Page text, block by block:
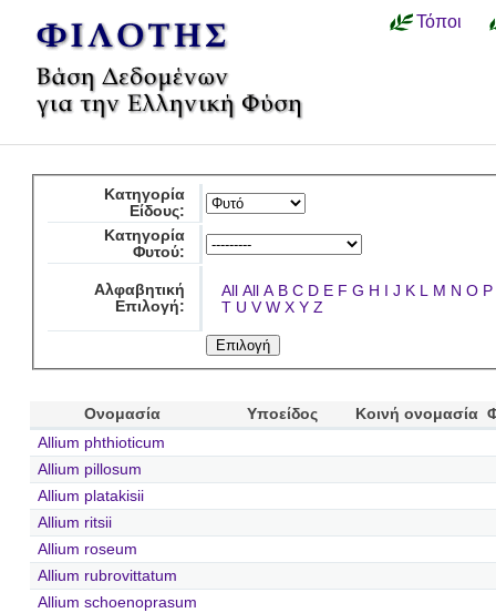
Τόποι
Κατηγορία
Είδους:
Κατηγορία
Φυτού:
Αλφαβητική
Επιλογή:
All All A B C D E F G H I J K L M N O P
T U V W X Y Z
Ονομασία Υποείδος Κοινή ονομασία
Allium phthioticum
Allium pillosum
Allium platakisii
Allium ritsii
Allium roseum
Allium rubrovittatum
Allium schoenoprasum